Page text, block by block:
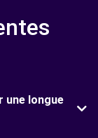
une longue